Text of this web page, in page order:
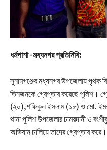
ধর্মপাশা -মধ্যনগর প্রতিনিধি:
সুনামগঞ্জের মধ্যনগর উপজেলায় পৃথক
তিনজনকে গ্রেপ্তার করেছে পুলিশ।
(২০),শফিকুল ইসলাম (১৮) ও মো.
থানা পুলিশ উপজেলার চামরদানী ও
অভিযান চালিয়ে তাদের গ্রেপ্তার করে।